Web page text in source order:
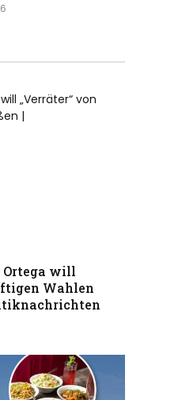
Ortega will
Wahlen